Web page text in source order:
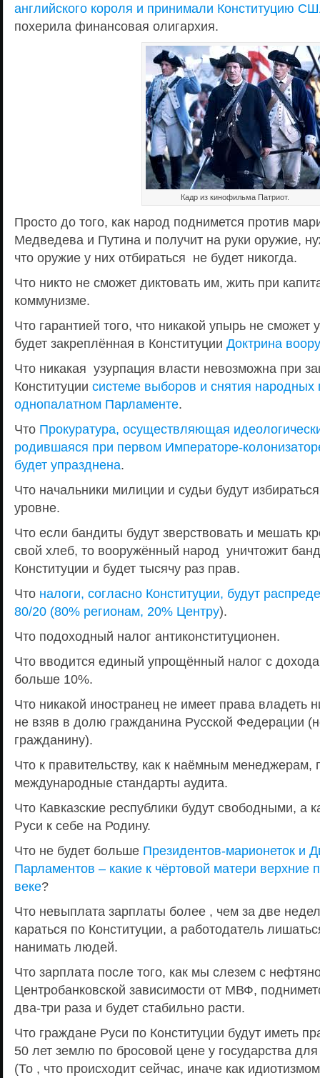
английского короля и принимали Конституцию
похерила финансовая олигархия.
Кадр из кинофильма Патриот.
Просто до того, как народ поднимется против
Медведева и Путина и получит на руки оружие,
что оружие у них отбираться не будет никогда.
Что никто не сможет диктовать им, жить при
коммунизме.
Что гарантией того, что никакой упырь не сможет
будет закреплённая в Конституции Доктрина
Что никакая узурпация власти невозможна при
Конституции системе выборов и снятия народных
однопалатном Парламенте.
Что Прокуратура, осуществляющая
родившаяся при первом Императоре-
будет упразднена.
Что начальники милиции и судьи будут
уровне.
Что если бандиты будут зверствовать и мешать
свой хлеб, то вооружённый народ уничтожит
Конституции и будет тысячу раз прав.
Что налоги, согласно Конституции, будут
80/20 (80% регионам, 20% Центру).
Что подоходный налог антиконституционен.
Что вводится единый упрощённый налог с
больше 10%.
Что никакой иностранец не имеет права владеть
не взяв в долю гражданина Русской Федерации
гражданину).
Что к правительству, как к наёмным менеджерам,
международные стандарты аудита.
Что Кавказские республики будут свободными, а
Руси к себе на Родину.
Что не будет больше Президентов-марионеток и
Парламентов – какие к чёртовой матери верхние
веке?
Что невыплата зарплаты более , чем за две
караться по Конституции, а работодатель
нанимать людей.
Что зарплата после того, как мы слезем с
Центробанковской зависимости от МВФ,
два-три раза и будет стабильно расти.
Что граждане Руси по Конституции будут иметь
50 лет землю по бросовой цене у государства
(То , что происходит сейчас, иначе как